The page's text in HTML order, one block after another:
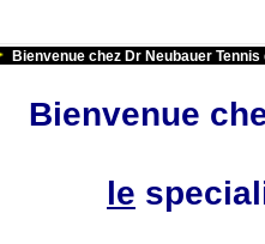
Bienvenue chez Dr Neubauer Tennis
Bienvenue
le